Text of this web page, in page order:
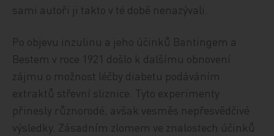
sami autoři ji takto v té době nenazývali.
Po objevu inzulinu a jeho účinků Bantingem a
Bestem v roce 1921 došlo k dalšímu obnovení
zájmu o možnost léčby diabetu podáváním
extraktů střevní sliznice. Tyto experimenty
přinesly různorodé, avšak vesměs nepřesvědčivé
výsledky. Zásadním zlomem ve znalostech účinků